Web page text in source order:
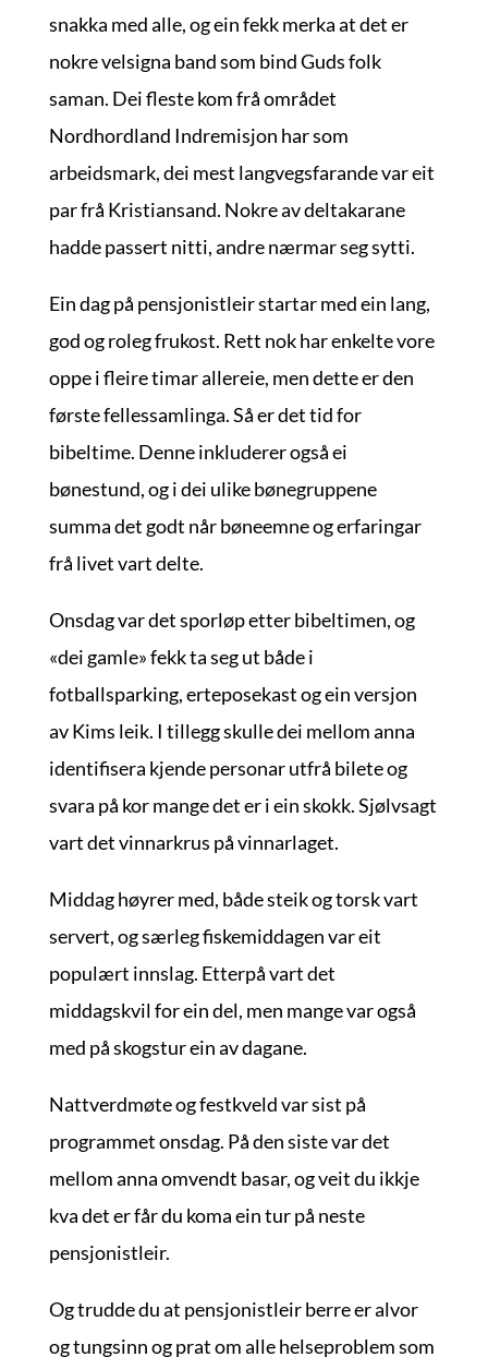
snakka med alle, og ein fekk merka at det er
nokre velsigna band som bind Guds folk
saman. Dei fleste kom frå området
Nordhordland Indremisjon har som
arbeidsmark, dei mest langvegsfarande var eit
par frå Kristiansand. Nokre av deltakarane
hadde passert nitti, andre nærmar seg sytti.
Ein dag på pensjonistleir startar med ein lang,
god og roleg frukost. Rett nok har enkelte vore
oppe i fleire timar allereie, men dette er den
første fellessamlinga. Så er det tid for
bibeltime. Denne inkluderer også ei
bønestund, og i dei ulike bønegruppene
summa det godt når bøneemne og erfaringar
frå livet vart delte.
Onsdag var det sporløp etter bibeltimen, og
«dei gamle» fekk ta seg ut både i
fotballsparking, erteposekast og ein versjon
av Kims leik. I tillegg skulle dei mellom anna
identifisera kjende personar utfrå bilete og
svara på kor mange det er i ein skokk. Sjølvsagt
vart det vinnarkrus på vinnarlaget.
Middag høyrer med, både steik og torsk vart
servert, og særleg fiskemiddagen var eit
populært innslag. Etterpå vart det
middagskvil for ein del, men mange var også
med på skogstur ein av dagane.
Nattverdmøte og festkveld var sist på
programmet onsdag. På den siste var det
mellom anna omvendt basar, og veit du ikkje
kva det er får du koma ein tur på neste
pensjonistleir.
Og trudde du at pensjonistleir berre er alvor
og tungsinn og prat om alle helseproblem som